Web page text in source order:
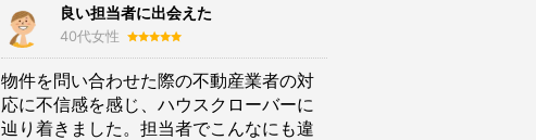
良い担当者に出会えた
40代女性
物件を問い合わせた際の不動産業者の対
応に不信感を感じ、ハウスクローバーに
辿り着きました。担当者でこんなにも違